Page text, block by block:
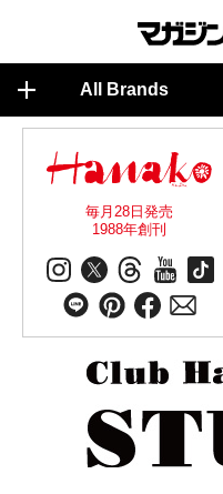
All Brands
毎月28日発売
1988年創刊